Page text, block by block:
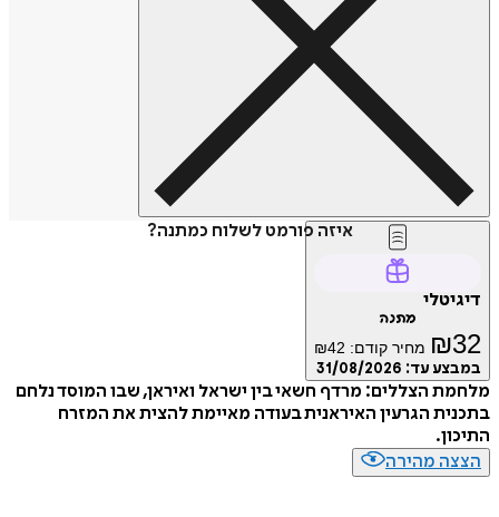
איזה פורמט לשלוח כמתנה?
₪ מחיר קודם: ₪42
עד:31/08/2026
הצללים: מרדף חשאי בין ישראל ואיראן, שבו המוסד נלחם
הגרעין האיראנית בעודה מאיימת להצית את המזרח
מהירה